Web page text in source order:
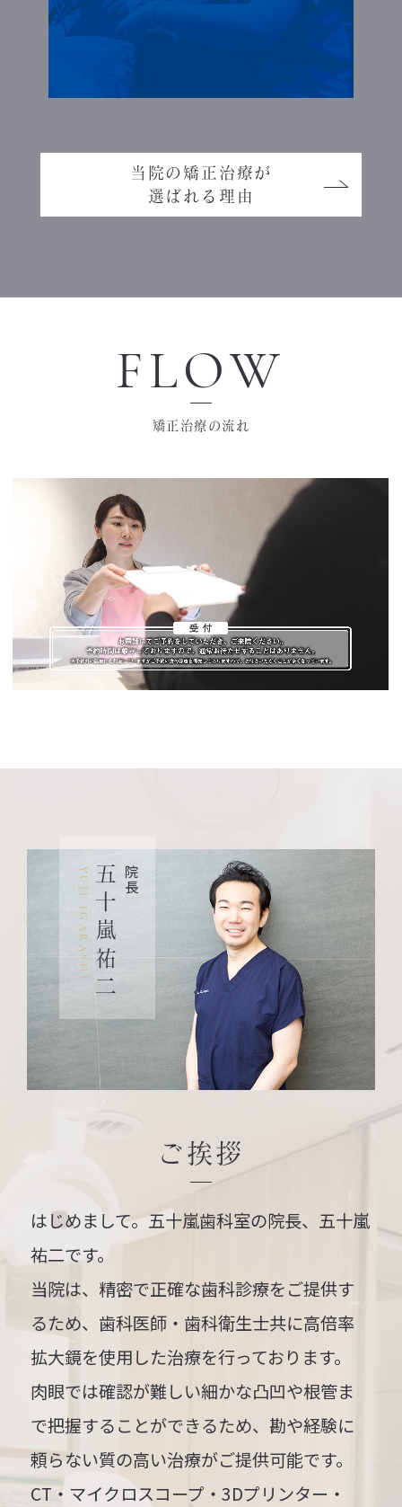
当院の矯正治療が
選ばれる理由
FLOW
矯正治療の流れ
院長
五十嵐祐二
YUJI IGARASHI
ご挨拶
はじめまして。五十嵐歯科室の院長、五十嵐
祐二です。
当院は、精密で正確な歯科診療をご提供す
るため、歯科医師・歯科衛生士共に高倍率
拡大鏡を使用した治療を行っております。
肉眼では確認が難しい細かな凸凹や根管ま
で把握することができるため、勘や経験に
頼らない質の高い治療がご提供可能です。
CT・マイクロスコープ・3Dプリンター・